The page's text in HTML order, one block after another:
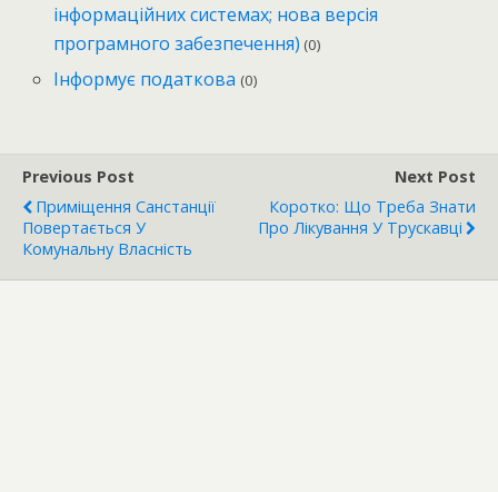
інформаційних системах; нова версія
програмного забезпечення) (0)
Інформує податкова (0)
Previous Post
Приміщення Санстанції
Повертається У
Комунальну Власність
Next Post
Коротко: Що Треба Знати
Про Лікування У Трускавці